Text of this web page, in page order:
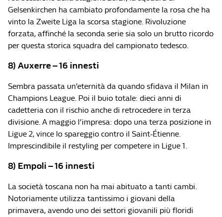
Gelsenkirchen ha cambiato profondamente la rosa che ha
vinto la Zweite Liga la scorsa stagione. Rivoluzione
forzata, affinché la seconda serie sia solo un brutto ricordo
per questa storica squadra del campionato tedesco.
8) Auxerre – 16 innesti
Sembra passata un’eternità da quando sfidava il Milan in
Champions League. Poi il buio totale: dieci anni di
cadetteria con il rischio anche di retrocedere in terza
divisione. A maggio l’impresa: dopo una terza posizione in
Ligue 2, vince lo spareggio contro il Saint-Étienne.
Imprescindibile il restyling per competere in Ligue 1.
8) Empoli – 16 innesti
La società toscana non ha mai abituato a tanti cambi.
Notoriamente utilizza tantissimo i giovani della
primavera, avendo uno dei settori giovanili più floridi